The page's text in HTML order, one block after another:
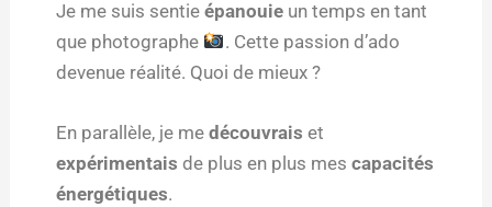
Je me suis sentieépanouie un temps en tant
que photographe
. Cette passion d’ado
devenue réalité. Quoi de mieux ?
En parallèle, je medécouvrais et
expérimentais de plus en plus mescapacités
énergétiques.